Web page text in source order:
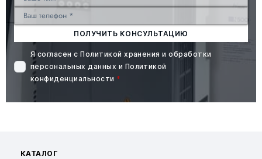
ПОЛУЧИТЬ КОНСУЛЬТАЦИЮ
Я согласен сПолитикой хранения и обработки
персональных данных и Политикой
конфиденциальности *
КАТАЛОГ